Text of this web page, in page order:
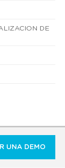
DE
UNA DEMO